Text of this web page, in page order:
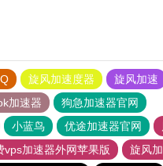
旋风加速度器
旋风加速
加速器
狗急加速器官网
小蓝鸟 优途加速器官网
vps加速器外网苹果版
旋风